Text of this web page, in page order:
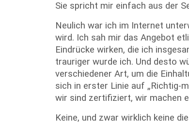
Sie spricht mir einfach aus der
Neulich war ich im Internet
wird. Ich sah mir das Angebot
Eindrücke wirken, die ich
trauriger wurde ich. Und desto
verschiedener Art, um die
sich in erster Linie auf „Richtig-
wir sind zertifiziert, wir machen
Keine, und zwar wirklich keine